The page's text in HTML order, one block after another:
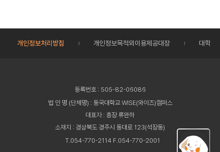
개인정보처리방침 개인정보목적외이용제공대장 대학정
등록번호 : 505-82-06086
법 인 명 (단체명) : 동국대학교 WISE(와이즈)캠퍼스
대표자 : 총장 류완하
소재지 : 경상북도 경주시 동대로 123(석장동)
T.054-770-2114 F.054-770-2001